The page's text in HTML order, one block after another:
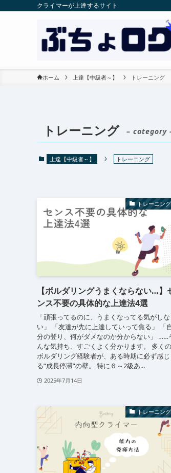
クライマーが上達するサイト
ホーム 上達【中級者～】 トレーニング
トレーニング – category
上達【中級者～】 トレーニング
トレーニング
【ボルダリングうまくならない…】
ンス不要の具体的な上達法4選
「頑張ってるのに、うまくなってる気がしな
い」 「友達が先に上達していって焦る」 「
分の登り、何がダメなのか分からない」 ……
んな気持ち、すごくよく分かります。 多くの
ボルダリング経験者が、ある時期に必ず感じ
る“成長停滞”の壁。 特に６～2級あ...
2025年7月14日
トレーニング